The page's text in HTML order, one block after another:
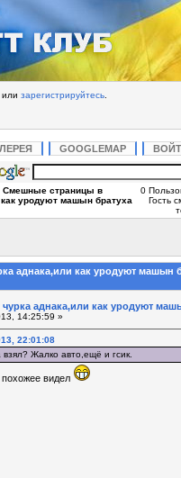
или зарегистрируйтесь
GOOGLEMAP
Смешные страницы в
уродуют машын братуха
0
Гость
аднака,или как уродуют машын
аднака,или как уродуют
14:25:59 »
22:01:08
Жалко авто,ещё и гсик.
похожее видел